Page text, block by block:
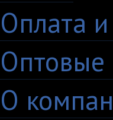
Оплата
О